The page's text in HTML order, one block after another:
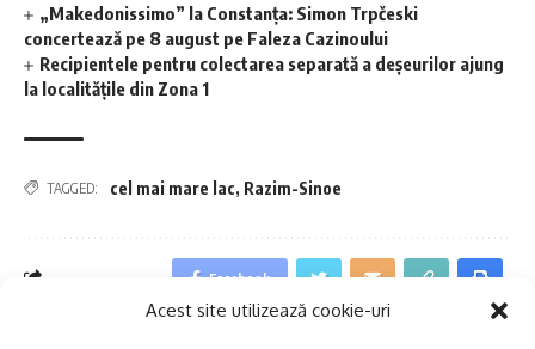
Acest site utilizează cookie-uri
„Makedonissimo” la Constanța: Simon Trpčeski
concertează pe 8 august pe Faleza Cazinoului
Recipientele pentru colectarea separată a deșeurilor ajung
la localitățile din Zona 1
TAGGED: cel mai mare lac, Razim-Sinoe
Facebook